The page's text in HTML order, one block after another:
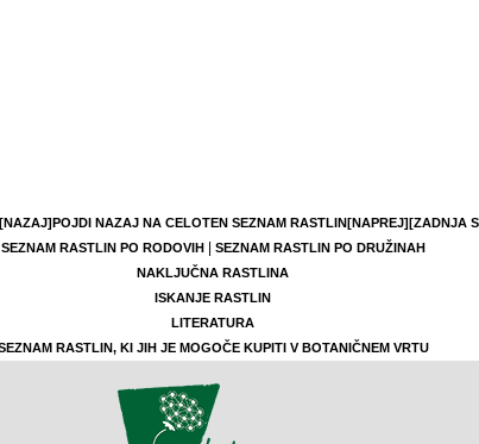
[NAZAJ]POJDI NAZAJ NA CELOTEN SEZNAM RASTLIN[NAPREJ][ZADNJA
SEZNAM RASTLIN PO RODOVIH|
SEZNAM RASTLIN PO DRUŽINAH
NAKLJUČNA RASTLINA
ISKANJE RASTLIN
LITERATURA
RASTLIN, KI JIH JE MOGOČE KUPITI V BOTANIČNEM VRTU